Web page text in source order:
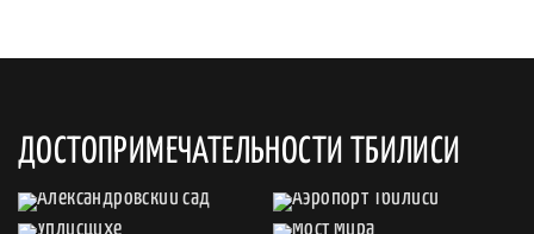
ДОСТОПРИМЕЧАТЕЛЬНОСТИ ТБИЛИСИ